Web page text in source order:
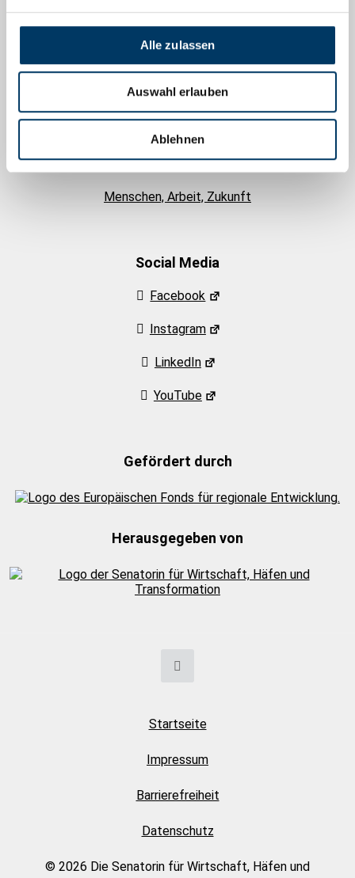
Alle zulassen
Auswahl erlauben
Ablehnen
Förderhinweise
EFRE-Förderung
Go Global! Bremen Business Talks
Menschen, Arbeit, Zukunft
Social Media
Facebook
Instagram
LinkedIn
YouTube
Gefördert durch
Herausgegeben von
Startseite
Impressum
Barrierefreiheit
Datenschutz
© 2026 Die Senatorin für Wirtschaft, Häfen und